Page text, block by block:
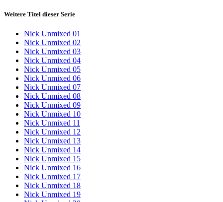
Weitere Titel dieser Serie
Nick Unmixed 01
Nick Unmixed 02
Nick Unmixed 03
Nick Unmixed 04
Nick Unmixed 05
Nick Unmixed 06
Nick Unmixed 07
Nick Unmixed 08
Nick Unmixed 09
Nick Unmixed 10
Nick Unmixed 11
Nick Unmixed 12
Nick Unmixed 13
Nick Unmixed 14
Nick Unmixed 15
Nick Unmixed 16
Nick Unmixed 17
Nick Unmixed 18
Nick Unmixed 19